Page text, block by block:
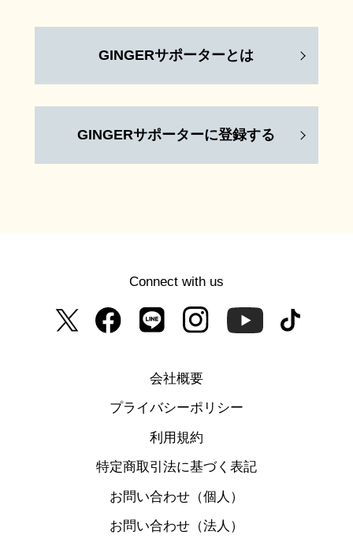
GINGERサポーターとは
GINGERサポーターに登録する
Connect with us
会社概要
プライバシーポリシー
利用規約
特定商取引法に基づく表記
お問い合わせ（個人）
お問い合わせ（法人）